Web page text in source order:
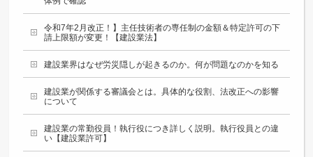
令和7年2月改正！】主任技術者の専任制の金額＆特定許可の下
請上限額が変更！【建設業法】
建設業界はなぜ労災隠しが起きるのか。何が問題なのかを知る
建設業が関係する審議会とは。具体的な役割、法改正への影響
について
建設業の常勤役員！執行役につき詳しく説明。執行役員との違
い【建設業許可】